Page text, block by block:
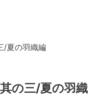
/夏の羽織編
の三/夏の羽織